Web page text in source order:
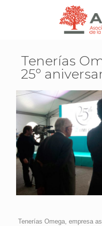
Tenerías
25º
Tenerías Omega, empresa